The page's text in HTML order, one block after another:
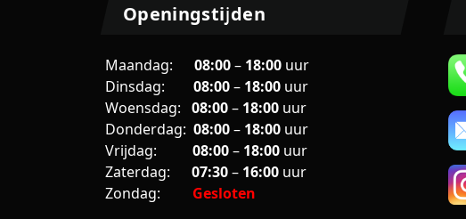
Openingstijden
Maandag: 08:00– 18:00 uur
Dinsdag: 08:00– 18:00 uur
Woensdag: 08:00– 18:00 uur
Donderdag: 08:00– 18:00 uur
Vrijdag: 08:00– 18:00 uur
Zaterdag: 07:30– 16:00 uur
Zondag: Gesloten